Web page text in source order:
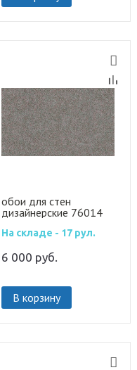
обои для стен
дизайнерские 76014
На складе - 17 рул.
6 000 руб.
В корзину